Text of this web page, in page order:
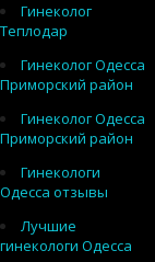
Гинеколог
Теплодар
Гинеколог Одесса
Приморский район
Гинеколог Одесса
Приморский район
Гинекологи
Одесса отзывы
Лучшие
гинекологи Одесса